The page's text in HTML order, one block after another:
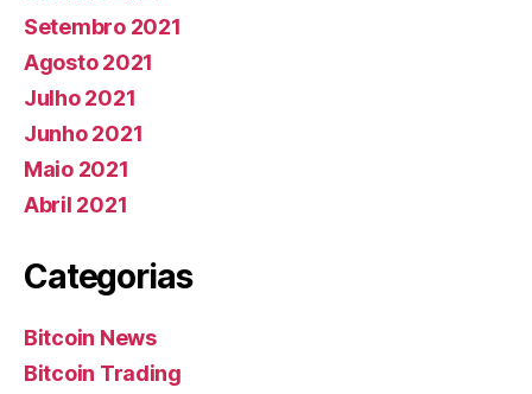
Setembro 2021
Agosto 2021
Julho 2021
Junho 2021
Maio 2021
Abril 2021
Categorias
Bitcoin News
Bitcoin Trading